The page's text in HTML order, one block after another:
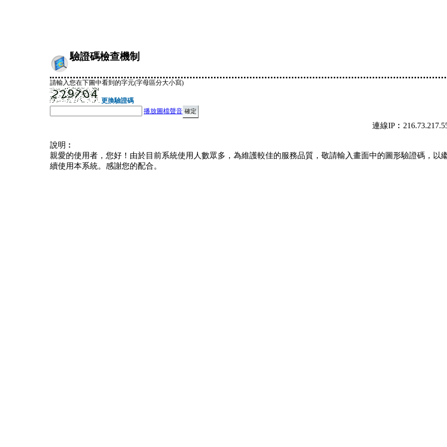
驗證碼檢查機制
請輸入您在下圖中看到的字元(字母區分大小寫)
更換驗證碼
播放圖檔聲音
連線
說明︰
親愛的使用者，您好！由於目前系統使用人數眾多，為維護較佳的服務品質，敬請輸入畫面中的圖形驗證碼，以
續使用本系統。感謝您的配合。